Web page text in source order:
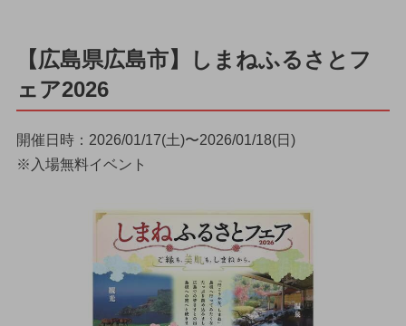
【広島県広島市】しまねふるさとフ
ェア2026
開催日時：2026/01/17(土)〜2026/01/18(日)
※入場無料イベント